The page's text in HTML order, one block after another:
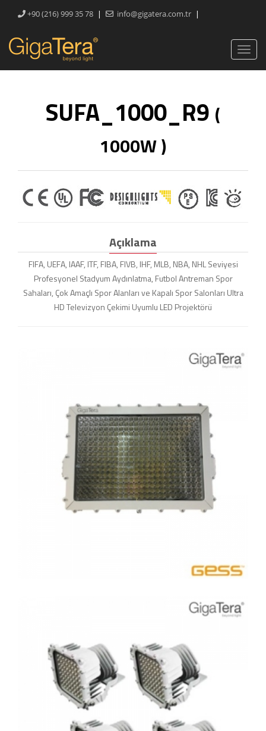
+90 (216) 999 35 78 | info@gigatera.com.tr |
SUFA_1000_R9 (
1000W )
Açıklama
FIFA, UEFA, IAAF, ITF, FIBA, FIVB, IHF, MLB, NBA, NHL Seviyesi
Profesyonel Stadyum Aydınlatma, Futbol Antreman Spor
Sahaları, Çok Amaçlı Spor Alanları ve Kapalı Spor Salonları Ultra
HD Televizyon Çekimi Uyumlu LED Projektörü